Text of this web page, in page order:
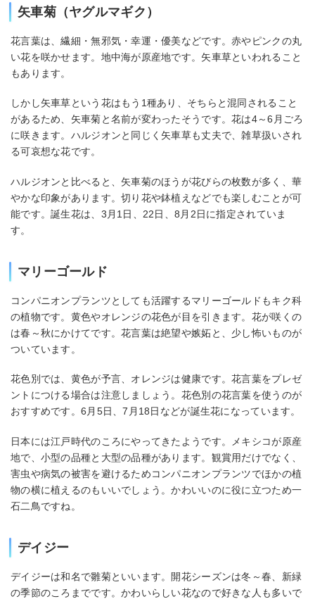
矢車菊（ヤグルマギク）
花言葉は、繊細・無邪気・幸運・優美などです。赤やピンクの丸
い花を咲かせます。地中海が原産地です。矢車草といわれること
もあります。
しかし矢車草という花はもう1種あり、そちらと混同されること
があるため、矢車菊と名前が変わったそうです。花は4～6月ごろ
に咲きます。ハルジオンと同じく矢車草も丈夫で、雑草扱いされ
る可哀想な花です。
ハルジオンと比べると、矢車菊のほうが花びらの枚数が多く、華
やかな印象があります。切り花や鉢植えなどでも楽しむことが可
能です。誕生花は、3月1日、22日、8月2日に指定されていま
す。
マリーゴールド
コンパニオンプランツとしても活躍するマリーゴールドもキク科
の植物です。黄色やオレンジの花色が目を引きます。花が咲くの
は春～秋にかけてです。花言葉は絶望や嫉妬と、少し怖いものが
ついています。
花色別では、黄色が予言、オレンジは健康です。花言葉をプレゼ
ントにつける場合は注意しましょう。花色別の花言葉を使うのが
おすすめです。6月5日、7月18日などが誕生花になっています。
日本には江戸時代のころにやってきたようです。メキシコが原産
地で、小型の品種と大型の品種があります。観賞用だけでなく、
害虫や病気の被害を避けるためコンパニオンプランツでほかの植
物の横に植えるのもいいでしょう。かわいいのに役に立つため一
石二鳥ですね。
デイジー
デイジーは和名で雛菊といいます。開花シーズンは冬～春、新緑
の季節のころまでです。かわいらしい花なので好きな人も多いで